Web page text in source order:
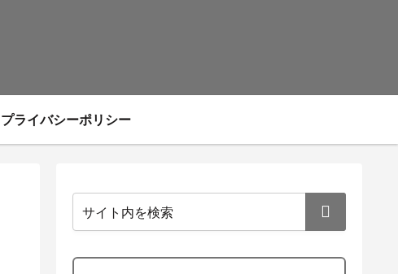
プライバシーポリシー